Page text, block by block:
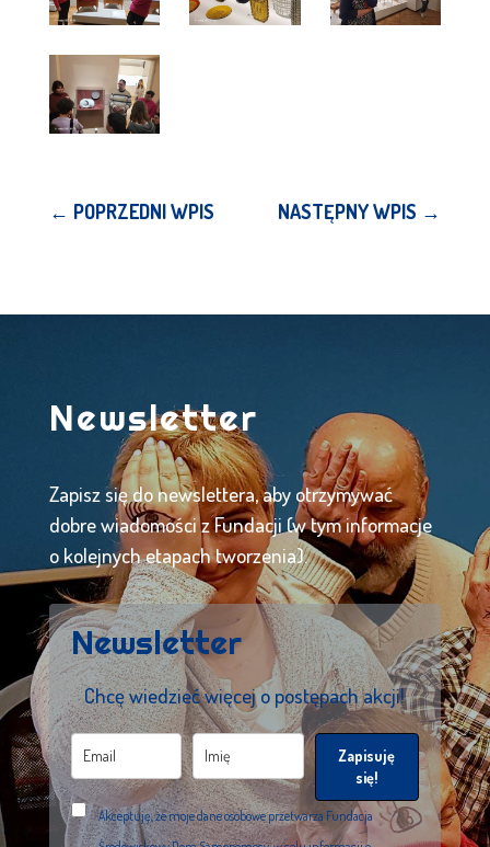
← POPRZEDNI WPIS NASTĘPNY WPIS →
Newsletter
Zapisz się do newslettera, aby otrzymywać
dobre wiadomości z Fundacji (w tym informacje
o kolejnych etapach tworzenia).
Newsletter
Chcę wiedzieć więcej o postępach akcji!
Zapisuję
się!
Akceptuję, że moje dane osobowe przetwarza Fundacja